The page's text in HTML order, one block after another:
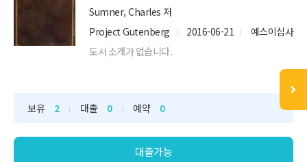
Sumner, Charles 저
Project Gutenberg
2016-06-21
예스이십사
도서 소개가 없습니다.
보유 2 대출 0 예약 0
대출가능